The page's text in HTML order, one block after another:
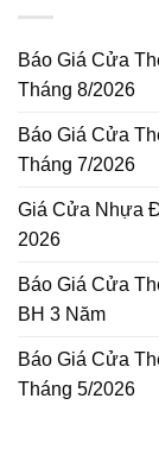
Báo Giá Cửa
Tháng 8/2026
Báo Giá Cửa
Tháng 7/2026
Giá Cửa Nhựa
2026
Báo Giá Cửa
BH 3 Năm
Báo Giá Cửa
Tháng 5/2026